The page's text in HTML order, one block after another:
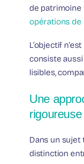
de patrimoine
opérations
L’objectif
consiste
lisibles,
Une
rigoureuse
Dans un sujet
distinction